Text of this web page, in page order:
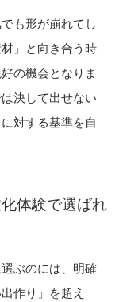
も形が崩れてし
」と向き合う時
の機会となりま
決して出せない
対する基準を自
体験で選ばれ
ぶのには、明確
作り」を超え